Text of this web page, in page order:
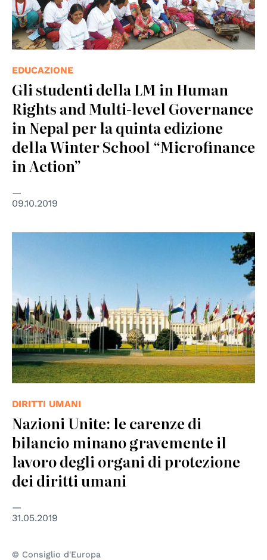
EDUCAZIONE
Gli studenti della LM in Human
Rights and Multi-level Governance
in Nepal per la quinta edizione
della Winter School “Microfinance
in Action”
09.10.2019
DIRITTI UMANI
Nazioni Unite: le carenze di
bilancio minano gravemente il
lavoro degli organi di protezione
dei diritti umani
31.05.2019
© Consiglio d'Europa